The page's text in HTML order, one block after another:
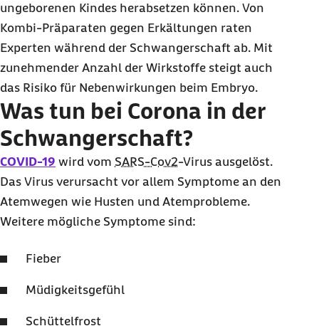
ungeborenen Kindes herabsetzen können. Von
Kombi-Präparaten gegen Erkältungen raten
Experten während der Schwangerschaft ab. Mit
zunehmender Anzahl der Wirkstoffe steigt auch
das Risiko für Nebenwirkungen beim Embryo.
Was tun bei Corona in der
Schwangerschaft?
COVID-19 wird vom SARS-Cov2-Virus ausgelöst.
Das Virus verursacht vor allem Symptome an den
Atemwegen wie Husten und Atemprobleme.
Weitere mögliche Symptome sind:
Fieber
Müdigkeitsgefühl
Schüttelfrost